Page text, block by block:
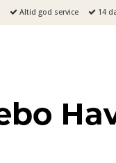
Altid god service 14